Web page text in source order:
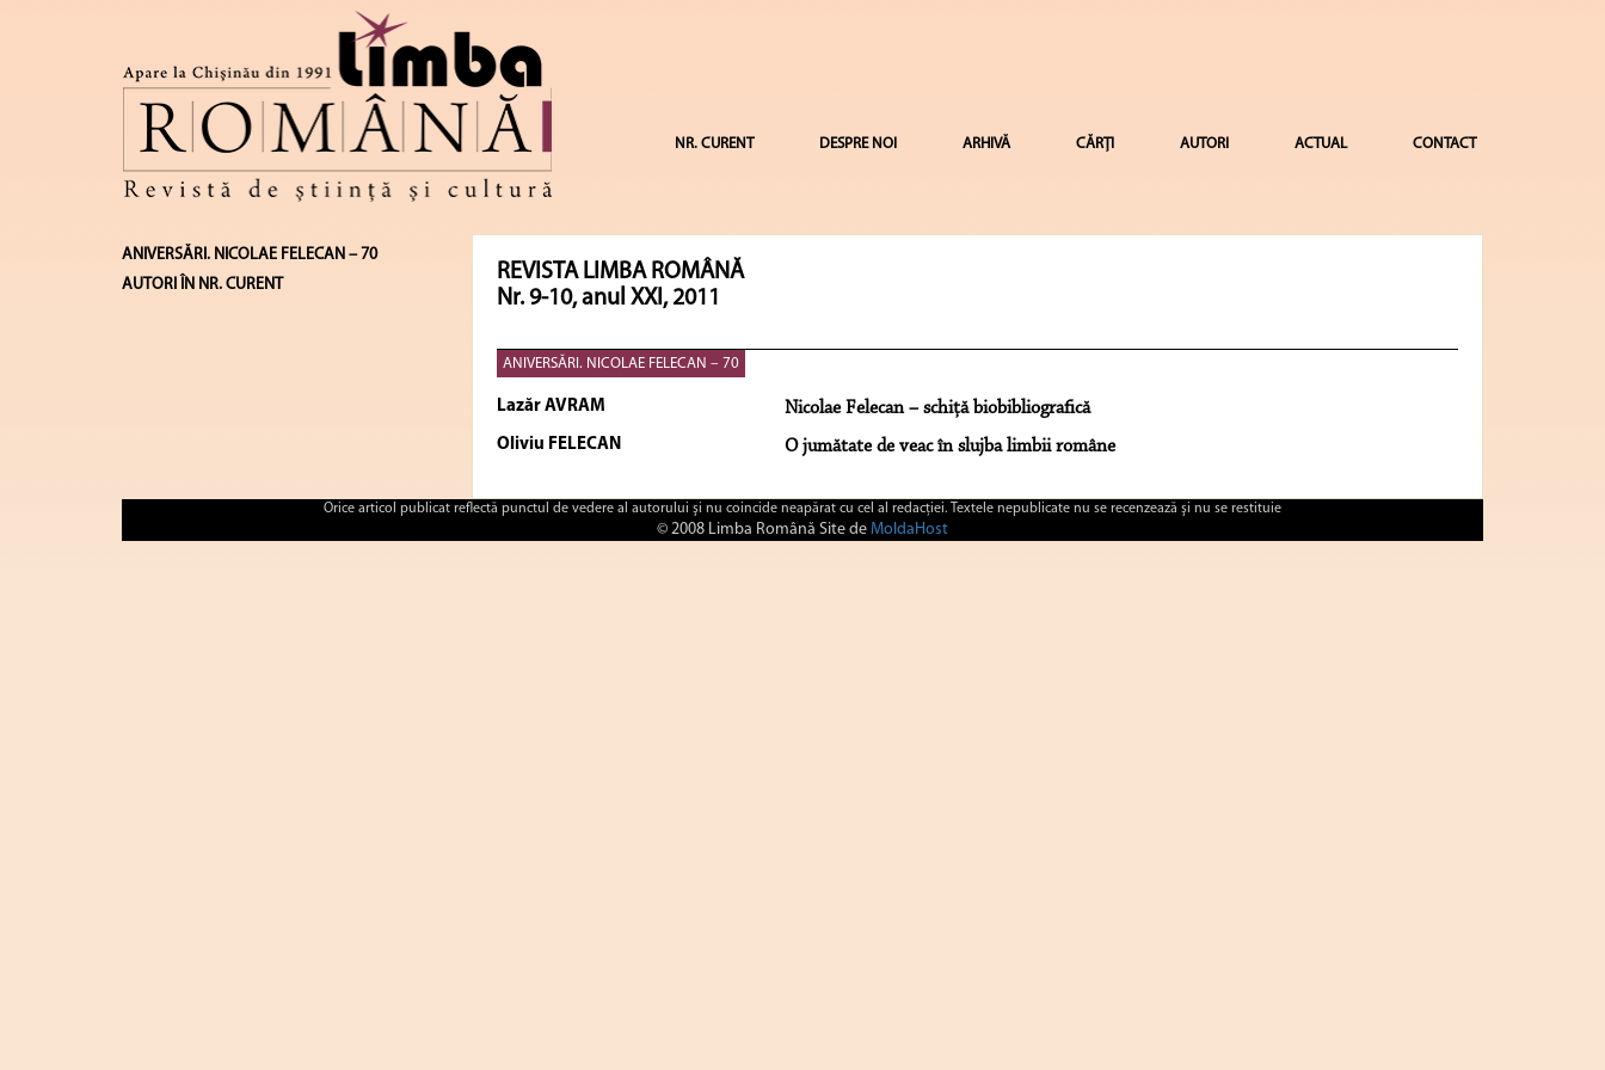
NR. CURENT DESPRE NOI ARHIVĂ CĂRȚI AUTORI ACTUAL CONTACT
ANIVERSĂRI. NICOLAE FELECAN – 70
AUTORI ÎN NR. CURENT
REVISTA LIMBA ROMÂNĂ
Nr. 9-10, anul XXI, 2011
ANIVERSĂRI. NICOLAE FELECAN – 70
Lazăr AVRAM Nicolae Felecan – schiţă biobibliografică
Oliviu FELECAN O jumătate de veac în slujba limbii române
Orice articol publicat reflectă punctul de vedere al autorului şi nu coincide neapărat cu cel al redacţiei. Textele nepublicate nu se recenzează şi nu se restituie
© 2008 Limba Română Site de MoldaHost